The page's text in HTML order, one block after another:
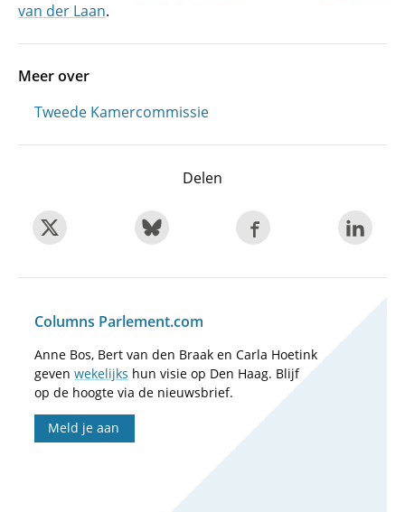
van der Laan.
Meer over
Tweede Kamercommissie
Delen
Columns Parlement.com
Anne Bos, Bert van den Braak en Carla Hoetink
geven wekelijks hun visie op Den Haag. Blijf
op de hoogte via de nieuwsbrief.
Meld je aan